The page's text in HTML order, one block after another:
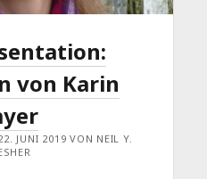
von Karin
JUNI 2019 VON NEIL Y.